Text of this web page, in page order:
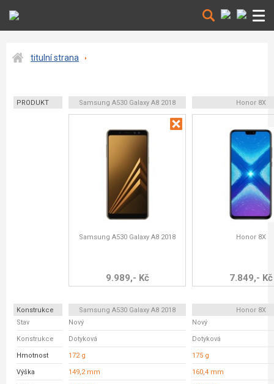
titulní strana
PRODUKT Samsung A530 Galaxy A8 2018 Honor 8X
Samsung A530 Galaxy A8 2018
9.989,- Kč
Honor 8X
7.849,- Kč
Konstrukce Samsung A530 Galaxy A8 2018
Honor 8X
Stav
Nový Nový
Konstrukce Dotyková Dotyková
Hmotnost 172 g 175 g
Výška 149,2 mm 160,4 mm